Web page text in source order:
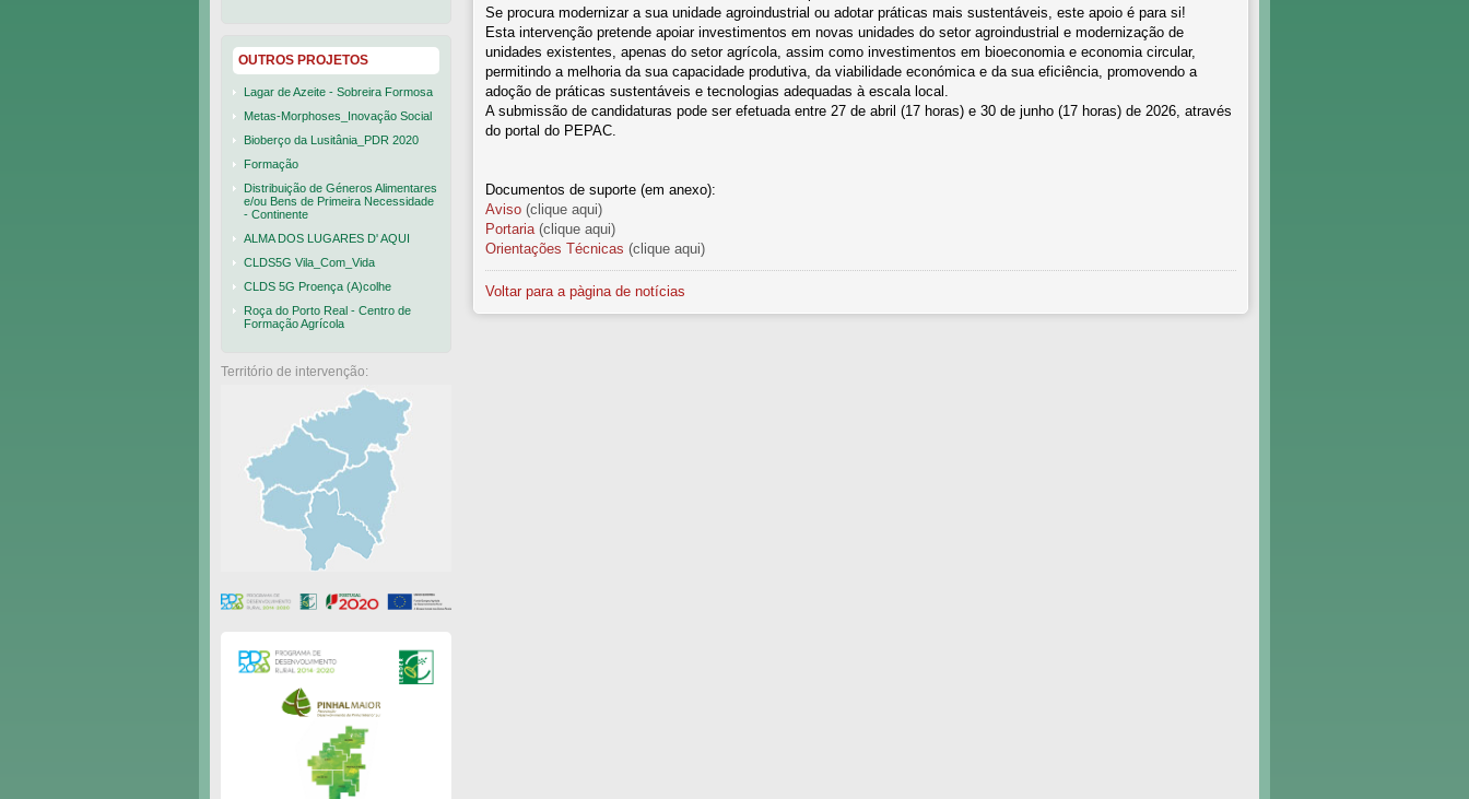
OUTROS PROJETOS
Lagar de Azeite - Sobreira Formosa
Metas-Morphoses_Inovação Social
Bioberço da Lusitânia_PDR 2020
Formação
Distribuição de Géneros Alimentares
e/ou Bens de Primeira Necessidade
- Continente
ALMA DOS LUGARES D' AQUI
CLDS5G Vila_Com_Vida
CLDS 5G Proença (A)colhe
Roça do Porto Real - Centro de
Formação Agrícola
Território de intervenção:
Se procura modernizar a sua unidade agroindustrial ou adotar práticas mais sustentáveis, este apoio é para si!
Esta intervenção pretende apoiar investimentos em novas unidades do setor agroindustrial e modernização de
unidades existentes, apenas do setor agrícola, assim como investimentos em bioeconomia e economia circular,
permitindo a melhoria da sua capacidade produtiva, da viabilidade económica e da sua eficiência, promovendo a
adoção de práticas sustentáveis e tecnologias adequadas à escala local.
A submissão de candidaturas pode ser efetuada entre 27 de abril (17 horas) e 30 de junho (17 horas) de 2026, através
do portal do PEPAC.
Documentos de suporte (em anexo):
Aviso (clique aqui)
Portaria(clique aqui)
Orientações Técnicas (clique aqui)
Voltar para a pàgina de notícias